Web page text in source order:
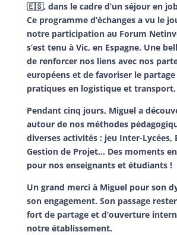
🇪🇸, dans le cadre d’un séjour en
Ce programme d’échanges a vu le
notre participation au Forum
s’est tenu à Vic, en Espagne. Une
de renforcer nos liens avec nos
européens et de favoriser le
pratiques en logistique et transport.
Pendant cinq jours, Miguel a
autour de nos méthodes
diverses activités : jeu Inter-Lycées,
Gestion de Projet… Des moments
pour nos enseignants et étudiants !
Un grand merci à Miguel pour son
son engagement. Son passage
fort de partage et d’ouverture
notre établissement.